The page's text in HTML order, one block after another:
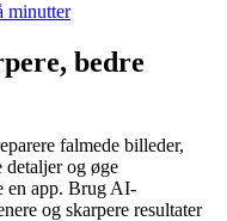
minutter
bedre
falmede billeder,
detaljer og øge
en app. Brug AI-
og skarpere resultater